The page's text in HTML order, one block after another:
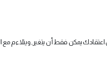
اعتقادك يمكن فقط أن يتغير, ويتلاءم مع